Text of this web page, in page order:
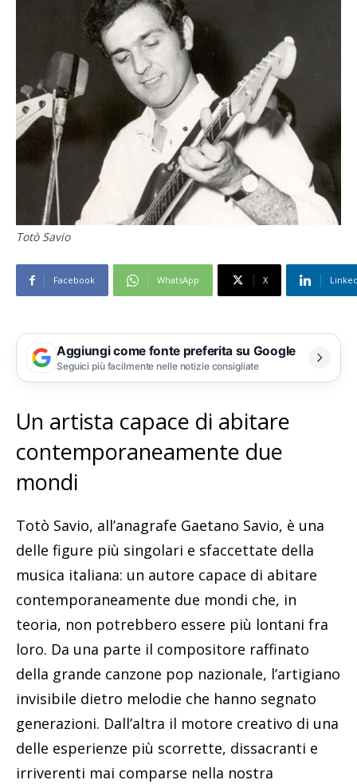
Totò Savio
Facebook WhatsApp X
Aggiungi come fonte preferita su Google
Seguici più facilmente nelle notizie consigliate
Un artista capace di abitare
contemporaneamente due
mondi
Totò Savio, all’anagrafe Gaetano Savio, è una
delle figure più singolari e sfaccettate della
musica italiana: un autore capace di abitare
contemporaneamente due mondi che, in
teoria, non potrebbero essere più lontani fra
loro. Da una parte il compositore raffinato
della grande canzone pop nazionale, l’artigiano
invisibile dietro melodie che hanno segnato
generazioni. Dall’altra il motore creativo di una
delle esperienze più scorrette, dissacranti e
irriverenti mai comparse nella nostra